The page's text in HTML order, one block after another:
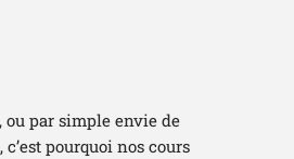
ou par simple envie de
pourquoi nos cours